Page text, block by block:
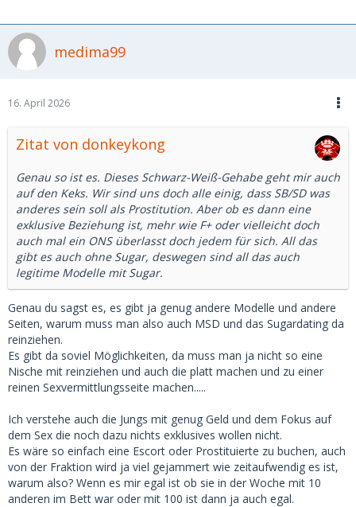
medima99
16. April 2026
Zitat von donkeykong
Genau so ist es. Dieses Schwarz-Weiß-Gehabe geht mir auch
auf den Keks. Wir sind uns doch alle einig, dass SB/SD was
anderes sein soll als Prostitution. Aber ob es dann eine
exklusive Beziehung ist, mehr wie F+ oder vielleicht doch
auch mal ein ONS überlasst doch jedem für sich. All das
gibt es auch ohne Sugar, deswegen sind all das auch
legitime Modelle mit Sugar.
Genau du sagst es, es gibt ja genug andere Modelle und andere
Seiten, warum muss man also auch MSD und das Sugardating da
reinziehen.
Es gibt da soviel Möglichkeiten, da muss man ja nicht so eine
Nische mit reinziehen und auch die platt machen und zu einer
reinen Sexvermittlungsseite machen.....
Ich verstehe auch die Jungs mit genug Geld und dem Fokus auf
dem Sex die noch dazu nichts exklusives wollen nicht.
Es wäre so einfach eine Escort oder Prostituierte zu buchen, auch
von der Fraktion wird ja viel gejammert wie zeitaufwendig es ist,
warum also? Wenn es mir egal ist ob sie in der Woche mit 10
anderen im Bett war oder mit 100 ist dann ja auch egal.